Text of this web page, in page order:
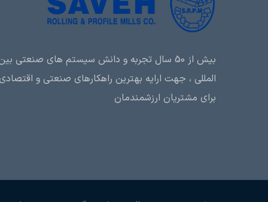
بیش از 50 سال تجربه و دانش سیستم های صنعتی
المللی ، جهت ارایه بهترین راهکارهای صنعتی و اقتصادی
برای مشتریان ارزشمندمان